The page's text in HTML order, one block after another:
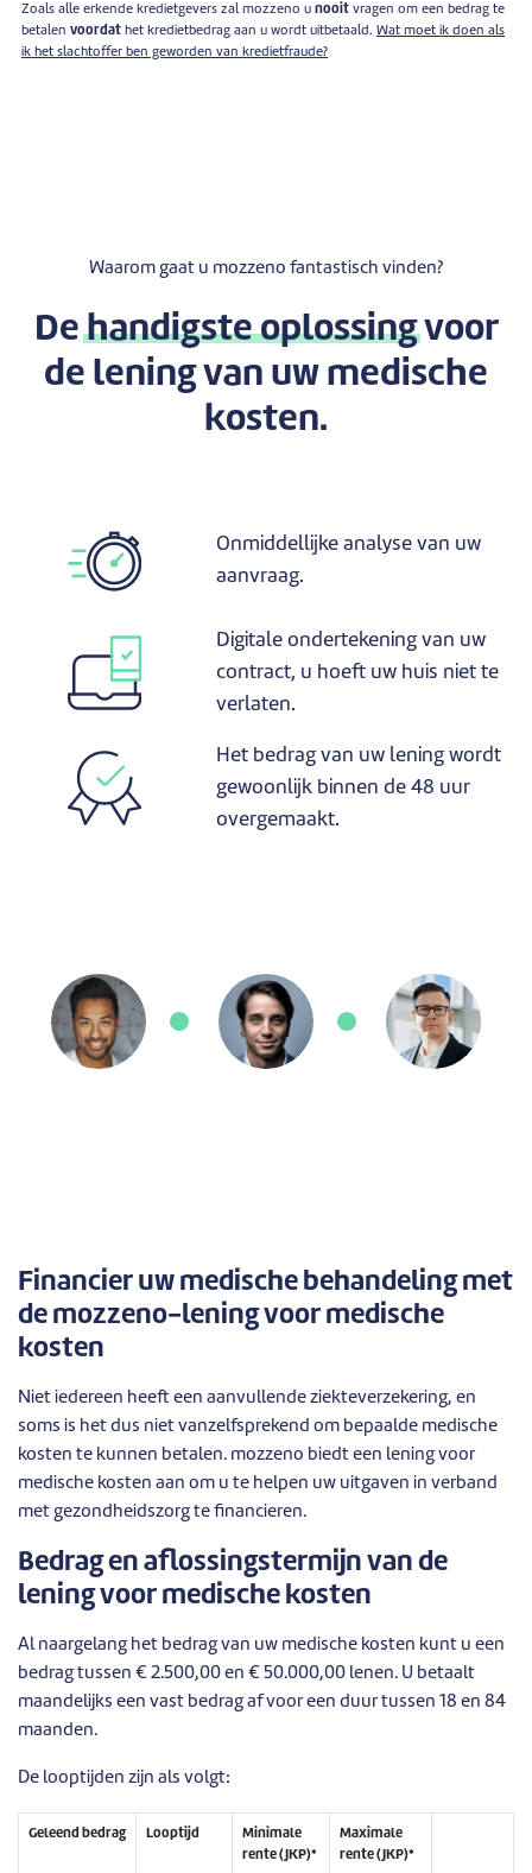
Zoals alle erkende kredietgevers zal mozzeno u nooit vragen om een bedrag te
betalen voordat het kredietbedrag aan u wordt uitbetaald. Wat moet ik doen als
ik het slachtoffer ben geworden van kredietfraude?
Waarom gaat u mozzeno fantastisch vinden?
Dehandigste oplossingvoor
de lening van uw medische
kosten.
Onmiddellijke analyse van uw
aanvraag.
Digitale ondertekening van uw
contract, u hoeft uw huis niet te
verlaten.
Het bedrag van uw lening wordt
gewoonlijk binnen de 48 uur
overgemaakt.
Financier uw medische behandeling met
de mozzeno-lening voor medische
kosten
Niet iedereen heeft een aanvullende ziekteverzekering, en
soms is het dus niet vanzelfsprekend om bepaalde medische
kosten te kunnen betalen. mozzeno biedt een lening voor
medische kosten aan om u te helpen uw uitgaven in verband
met gezondheidszorg te financieren.
Bedrag en aflossingstermijn van de
lening voor medische kosten
Al naargelang het bedrag van uw medische kosten kunt u een
bedrag tussen € 2.500,00 en € 50.000,00 lenen. U betaalt
maandelijks een vast bedrag af voor een duur tussen 18 en 84
maanden.
De looptijden zijn als volgt:
Geleend bedrag Looptijd
Minimale
rente (JKP)*
Maximale
rente (JKP)*